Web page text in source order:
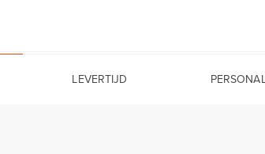
LEVERTIJD